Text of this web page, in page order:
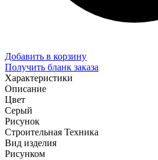
Добавить в корзину
Получить бланк заказа
Характеристики
Описание
Цвет
Серый
Рисунок
Строительная Техника
Вид изделия
Рисунком